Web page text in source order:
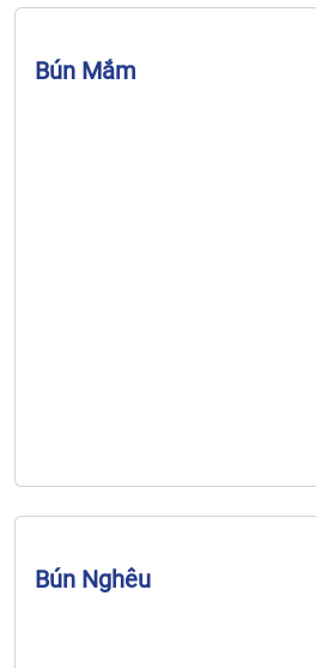
Bún Mắm
Bún Nghêu